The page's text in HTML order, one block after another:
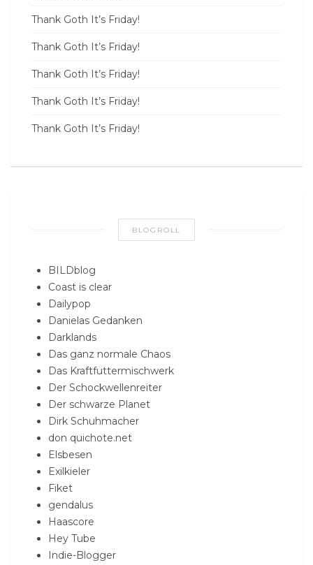
Thank Goth It’s Friday!
Thank Goth It’s Friday!
Thank Goth It’s Friday!
Thank Goth It’s Friday!
Thank Goth It’s Friday!
BLOGROLL
BILDblog
Coast is clear
Dailypop
Danielas Gedanken
Darklands
Das ganz normale Chaos
Das Kraftfuttermischwerk
Der Schockwellenreiter
Der schwarze Planet
Dirk Schuhmacher
don quichote.net
Elsbesen
Exilkieler
Fiket
gendalus
Haascore
Hey Tube
Indie-Blogger